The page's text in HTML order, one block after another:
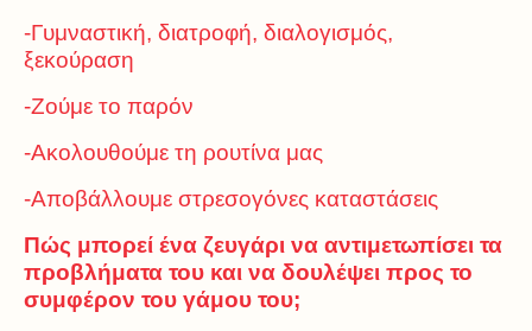
-Γυμναστική, διατροφή, διαλογισμός,
ξεκούραση
-Ζούμε το παρόν
-Ακολουθούμε τη ρουτίνα μας
-Αποβάλλουμε στρεσογόνες καταστάσεις
Πώς μπορεί ένα ζευγάρι να αντιμετωπίσει τα
προβλήματα του και να δουλέψει προς το
συμφέρον του γάμου του;